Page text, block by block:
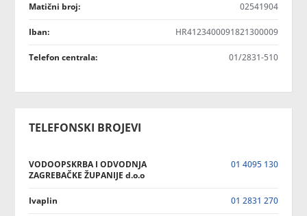
Matični broj: 02541904
Iban: HR4123400091821300009
Telefon centrala: 01/2831-510
TELEFONSKI BROJEVI
VODOOPSKRBA I ODVODNJA
ZAGREBAČKE ŽUPANIJE d.o.o
01 4095 130
Ivaplin 01 2831 270